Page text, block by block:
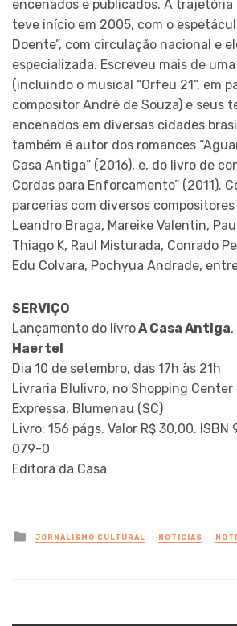
encenados e publicados. A
teve início em 2005, com o
Doente”, com circulação nacional e
especializada. Escreveu mais de
(incluindo o musical “Orfeu 21”, em
compositor André de Souza) e seus
encenados em diversas cidades
também é autor dos romances
Casa Antiga” (2016), e, do livro de
Cordas para Enforcamento” (2011).
parcerias com diversos
Leandro Braga, Mareike Valentin,
Thiago K, Raul Misturada, Conrado
Edu Colvara, Pochyua Andrade,
SERVIÇO
Lançamento do livroA Casa Antiga
Haertel
Dia 10 de setembro, das 17h às 21h
Livraria Blulivro, no Shopping Center
Expressa, Blumenau (SC)
Livro: 156 págs. Valor R$ 30,00.
079-0
Editora da Casa
Posted
in
JORNALISMO CULTURAL NOTÍCIAS